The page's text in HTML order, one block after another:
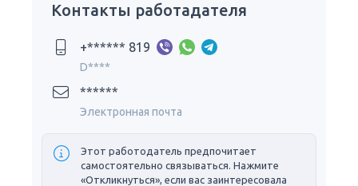
Контакты работадателя
+****** 819
D****
******
Электронная почта
Этот работодатель предпочитает
самостоятельно связываться. Нажмите
«Откликнуться», если вас заинтересовала